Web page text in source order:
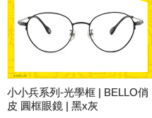
小小兵系列-光學框 | BELLO俏
皮 圓框眼鏡 | 黑x灰